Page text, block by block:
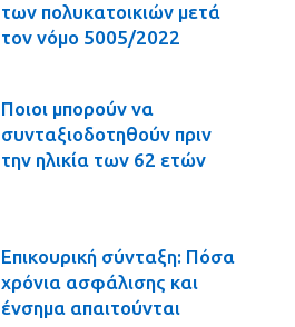
των πολυκατοικιών μετά
τον νόμο 5005/2022
Ποιοι μπορούν να
συνταξιοδοτηθούν πριν
την ηλικία των 62 ετών
Επικουρική σύνταξη: Πόσα
χρόνια ασφάλισης και
ένσημα απαιτούνται